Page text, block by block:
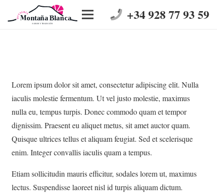
+34 928 77 93 59
Lorem ipsum dolor sit amet, consectetur adipiscing elit. Nulla
iaculis molestie fermentum. Ut vel justo molestie, maximus
nulla eu, tempus turpis. Donec commodo quam et tempor
dignissim. Praesent eu aliquet metus, sit amet auctor quam.
Quisque ultrices tellus et aliquam feugiat. Sed et scelerisque
enim. Integer convallis iaculis quam a tempus.
Etiam sollicitudin mauris efficitur, sodales lorem ut, maximus
lectus. Suspendisse laoreet nisl id turpis aliquam dictum.